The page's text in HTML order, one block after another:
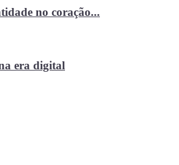
no coração...
era digital